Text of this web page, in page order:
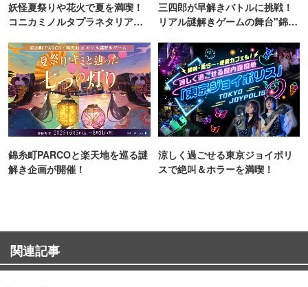
妖怪夏祭りや花火で夏を満喫！
コニカミノルタプラネタリア
三四郎が早解きバトルに挑戦！
リアル謎解きゲームの舞台"錦糸
錦糸町PARCOと楽天地を巡る謎
解き企画が開催！
涼しく過ごせる東京ジョイポリ
スで絶叫＆ホラーを満喫！
関連記事